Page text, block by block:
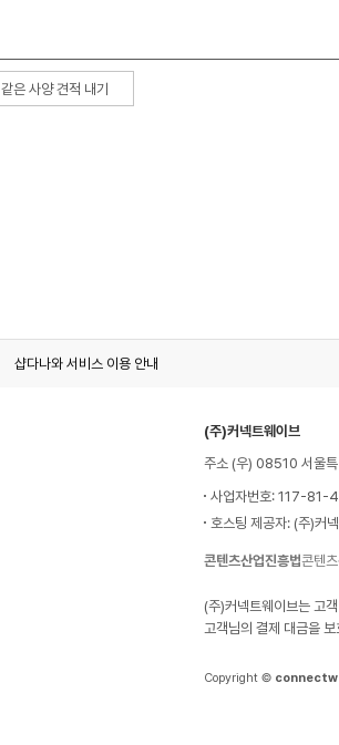
같은 사양 견적 내기
샵다나와 서비스 이용 안내
(주)커넥트웨이브
주소 (우) 08510 서울
사업자번호: 117-81-
호스팅 제공자: (주)커
콘텐츠산업진흥법콘텐
(주)커넥트웨이브는 고
고객님의 결제 대금을
Copyright ©